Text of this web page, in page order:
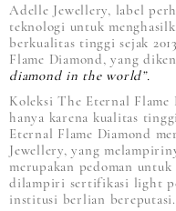
Adelle Jewellery, label
teknologi untuk
berkualitas tinggi sejak
Flame Diamond, yang
diamond in the world”.
Koleksi The Eternal Flame
hanya karena kualitas
Eternal Flame Diamond
Jewellery, yang
merupakan pedoman
dilampiri sertifikasi light
institusi berlian bereputasi.